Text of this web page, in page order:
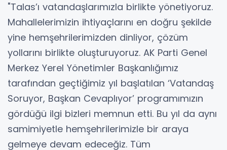
"Talas’ı vatandaşlarımızla birlikte yönetiyoruz.
Mahallelerimizin ihtiyaçlarını en doğru şekilde
yine hemşehrilerimizden dinliyor, çözüm
yollarını birlikte oluşturuyoruz. AK Parti Genel
Merkez Yerel Yönetimler Başkanlığımız
tarafından geçtiğimiz yıl başlatılan ‘Vatandaş
Soruyor, Başkan Cevaplıyor’ programımızın
gördüğü ilgi bizleri memnun etti. Bu yıl da aynı
samimiyetle hemşehrilerimizle bir araya
gelmeye devam edeceğiz. Tüm